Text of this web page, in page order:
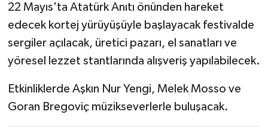
22 Mayıs'ta Atatürk Anıtı önünden hareket
edecek kortej yürüyüşüyle başlayacak festivalde
sergiler açılacak, üretici pazarı, el sanatları ve
yöresel lezzet stantlarında alışveriş yapılabilecek.
Etkinliklerde Aşkın Nur Yengi, Melek Mosso ve
Goran Bregoviç müzikseverlerle buluşacak.